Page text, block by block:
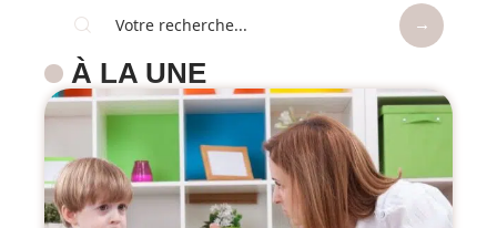
À LA UNE